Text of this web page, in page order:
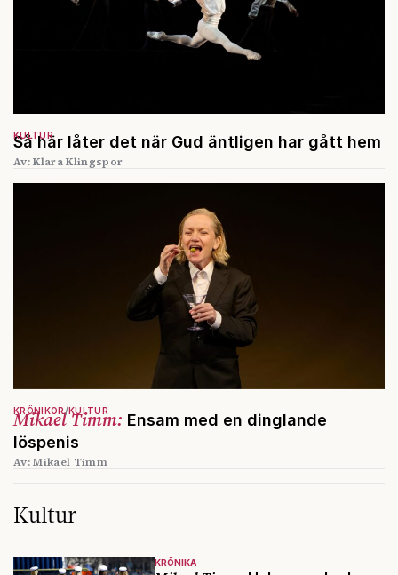
Så här låter det när Gud äntligen har gått hem
KULTUR
Av: Klara Klingspor
Mikael Timm: Ensam med en dinglande
löspenis
KRÖNIKOR KULTUR
Av: Mikael Timm
Kultur
KRÖNIKA